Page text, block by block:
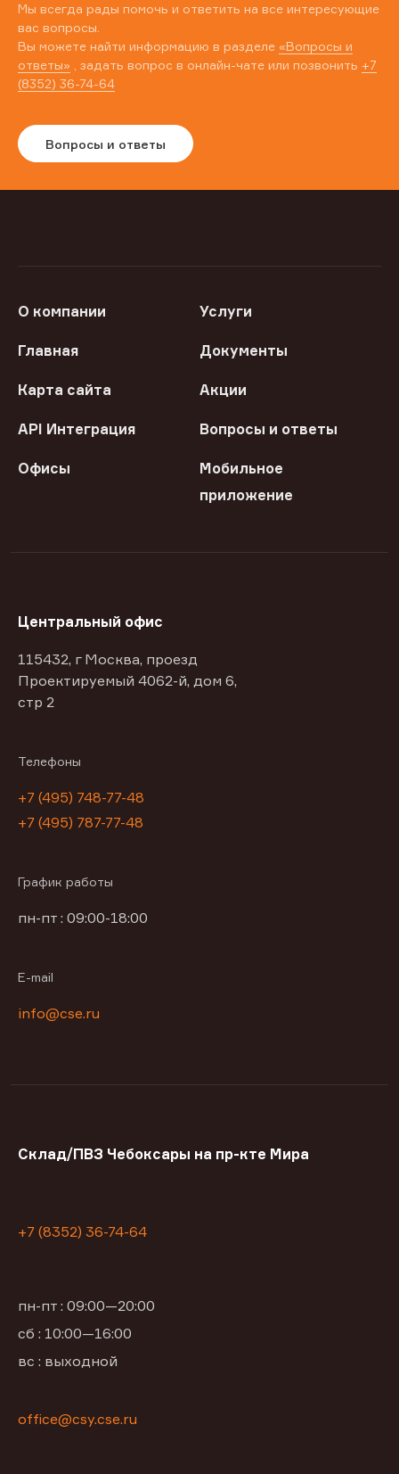
Мы всегда рады помочь и ответить на все интересующие
вас вопросы.
Вы можете найти информацию в разделе «Вопросы и
ответы» , задать вопрос в онлайн-чате или позвонить +7
(8352) 36-74-64
Вопросы и ответы
О компании Услуги
Главная Документы
Карта сайта Акции
API Интеграция Вопросы и ответы
Офисы
Мобильное
приложение
Центральный офис
115432, г Москва, проезд
Проектируемый 4062-й, дом 6,
стр 2
Телефоны
+7 (495) 748-77-48
+7 (495) 787-77-48
График работы
пн-пт : 09:00-18:00
E-mail
info@cse.ru
Склад/ПВЗ Чебоксары на пр-кте Мира
+7 (8352) 36-74-64
пн-пт : 09:00—20:00
сб : 10:00—16:00
вс : выходной
office@csy.cse.ru